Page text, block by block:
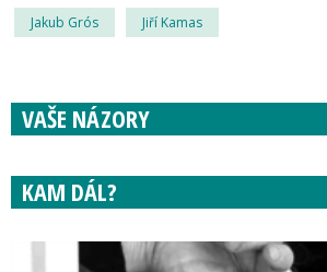
Jakub Grós Jiří Kamas
VAŠE NÁZORY
KAM DÁL?